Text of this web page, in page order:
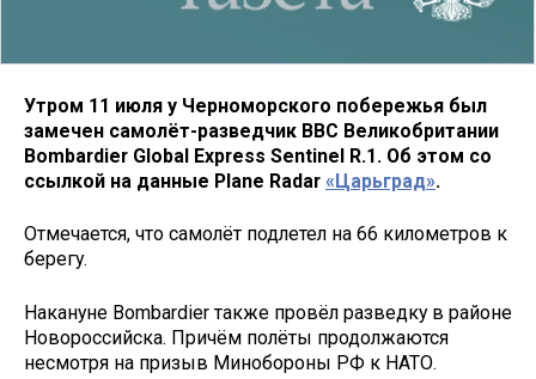
Утром 11 июля у Черноморского побережья был
замечен самолёт-разведчик ВВС Великобритании
Bombardier Global Express Sentinel R.1. Об этом со
ссылкой на данные Plane Radar «Царьград».
Отмечается, что самолёт подлетел на 66 километров к
берегу.
Накануне Bombardier также провёл разведку в районе
Новороссийска. Причём полёты продолжаются
несмотря на призыв Минобороны РФ к НАТО.